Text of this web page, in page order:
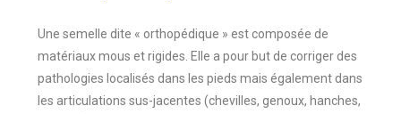
Une semelle dite « orthopédique » est composée de
matériaux mous et rigides. Elle a pour but de corriger des
pathologies localisés dans les pieds mais également dans
les articulations sus-jacentes (chevilles, genoux, hanches,